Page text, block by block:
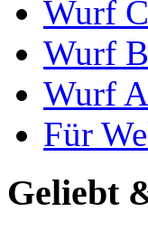
Wurf C
Wurf B
Wurf A
Für
Geliebt